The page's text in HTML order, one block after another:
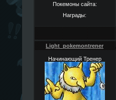
Покемоны сайта:
Награды:
Light_pokemontrener
Начинающий Тренер